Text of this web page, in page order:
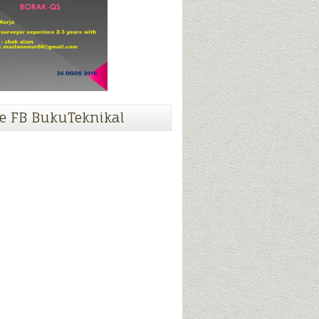
FB BukuTeknikal